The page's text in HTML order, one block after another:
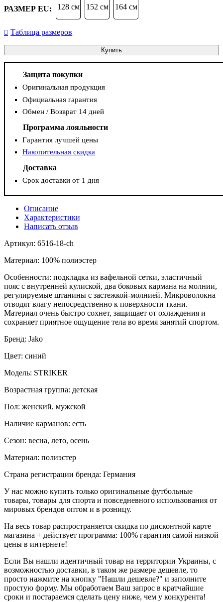
РАЗМЕР EU: 128 см 152 см 164 см
Таблица размеров
Купить
Защита покупки
Оригинальная продукция
Официальная гарантия
Обмен / Возврат 14 дней
Программа лояльности
Гарантия лучшей цены
Накопительная скидка
Доставка
Срок доставки от 1 дня
Описание
Характеристики
Написать отзыв
Артикул: 6516-18-ch
Материал: 100% полиэстер
Особенности: подкладка из вафельной сетки, эластичный
пояс с внутренней кулиской, два боковых кармана на молнии,
регулируемые штанины с застежкой-молнией. Микроволокна
отводят влагу непосредственно к поверхности ткани.
Материал очень быстро сохнет, защищает от охлаждения и
сохраняет приятное ощущение тела во время занятий спортом.
Бренд: Jako
Цвет: синий
Модель: STRIKER
Возрастная группа: детская
Пол: женский, мужской
Наличие карманов: есть
Сезон: весна, лето, осень
Материал: полиэстер
Страна регистрации бренда: Германия
У нас можно купить только оригинальные футбольные
товары, товары для спорта и повседневного использования от
мировых брендов оптом и в розницу.
На весь товар распространяется скидка по дисконтной карте
магазина + действует программа: 100% гарантия самой низкой
цены в интернете!
Если Вы нашли идентичный товар на территории Украины, с
возможностью доставки, в таком же размере дешевле, то
просто нажмите на кнопку "Нашли дешевле?" и заполните
простую форму. Мы обработаем Ваш запрос в кратчайшие
сроки и постараемся сделать цену ниже, чем у конкурента!